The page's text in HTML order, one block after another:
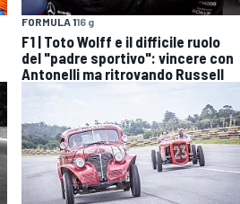
FORMULA 116 g
F1 | Toto Wolff e il difficile ruolo
del "padre sportivo": vincere con
Antonelli ma ritrovando Russell